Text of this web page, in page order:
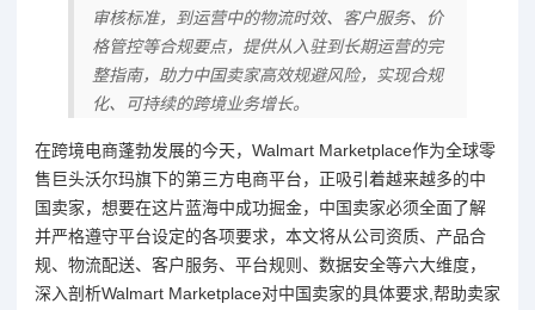
审核标准，到运营中的物流时效、客户服务、价
格管控等合规要点，提供从入驻到长期运营的完
整指南，助力中国卖家高效规避风险，实现合规
化、可持续的跨境业务增长。
在跨境电商蓬勃发展的今天，Walmart Marketplace作为全球零
售巨头沃尔玛旗下的第三方电商平台，正吸引着越来越多的中
国卖家，想要在这片蓝海中成功掘金，中国卖家必须全面了解
并严格遵守平台设定的各项要求，本文将从公司资质、产品合
规、物流配送、客户服务、平台规则、数据安全等六大维度，
深入剖析Walmart Marketplace对中国卖家的具体要求,帮助卖家